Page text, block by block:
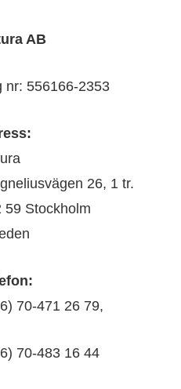
AB
nr: 556166-2353
26, 1 tr.
59 Stockholm
70-471 26 79,
70-483 16 44